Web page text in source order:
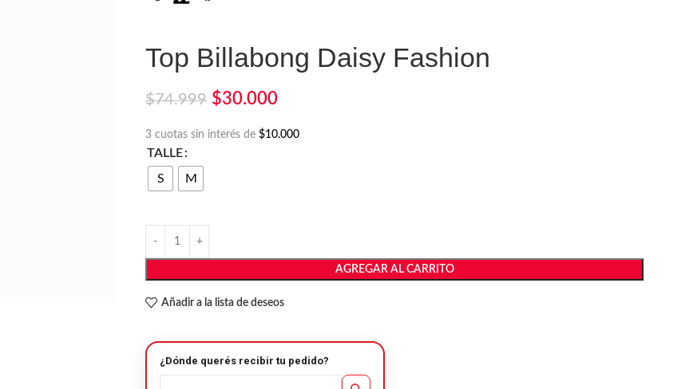
Top Billabong Daisy Fashion
$74.999 $30.000
3 cuotas sin interés de$10.000
TALLE
S
M
AGREGAR AL CARRITO
Añadir a la lista de deseos
¿Dónde querés recibir tu pedido?